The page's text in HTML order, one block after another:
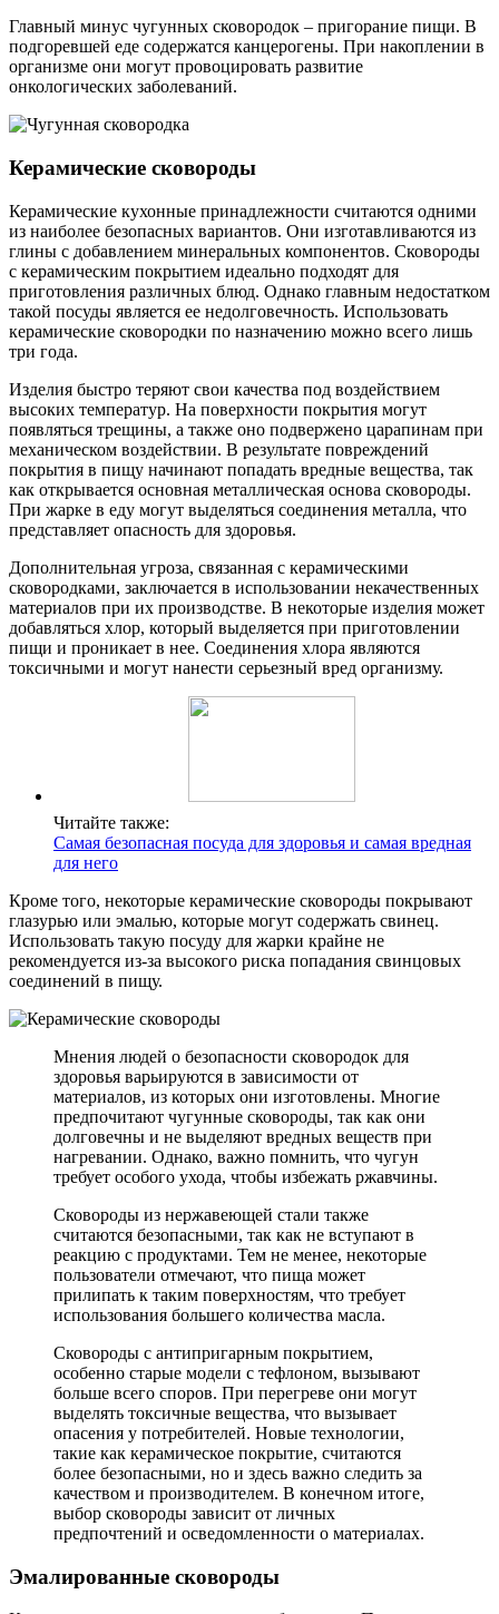
Главный минус чугунных сковородок – пригорание пищи. В
подгоревшей еде содержатся канцерогены. При накоплении в
организме они могут провоцировать развитие
онкологических заболеваний.
Керамические сковороды
Керамические кухонные принадлежности считаются одними
из наиболее безопасных вариантов. Они изготавливаются из
глины с добавлением минеральных компонентов. Сковороды
с керамическим покрытием идеально подходят для
приготовления различных блюд. Однако главным недостатком
такой посуды является ее недолговечность. Использовать
керамические сковородки по назначению можно всего лишь
три года.
Изделия быстро теряют свои качества под воздействием
высоких температур. На поверхности покрытия могут
появляться трещины, а также оно подвержено царапинам при
механическом воздействии. В результате повреждений
покрытия в пищу начинают попадать вредные вещества, так
как открывается основная металлическая основа сковороды.
При жарке в еду могут выделяться соединения металла, что
представляет опасность для здоровья.
Дополнительная угроза, связанная с керамическими
сковородками, заключается в использовании некачественных
материалов при их производстве. В некоторые изделия может
добавляться хлор, который выделяется при приготовлении
пищи и проникает в нее. Соединения хлора являются
токсичными и могут нанести серьезный вред организму.
Читайте также:
Самая безопасная посуда для здоровья и самая вредная
для него
Кроме того, некоторые керамические сковороды покрывают
глазурью или эмалью, которые могут содержать свинец.
Использовать такую посуду для жарки крайне не
рекомендуется из-за высокого риска попадания свинцовых
соединений в пищу.
Мнения людей о безопасности сковородок для
здоровья варьируются в зависимости от
материалов, из которых они изготовлены. Многие
предпочитают чугунные сковороды, так как они
долговечны и не выделяют вредных веществ при
нагревании. Однако, важно помнить, что чугун
требует особого ухода, чтобы избежать ржавчины.
Сковороды из нержавеющей стали также
считаются безопасными, так как не вступают в
реакцию с продуктами. Тем не менее, некоторые
пользователи отмечают, что пища может
прилипать к таким поверхностям, что требует
использования большего количества масла.
Сковороды с антипригарным покрытием,
особенно старые модели с тефлоном, вызывают
больше всего споров. При перегреве они могут
выделять токсичные вещества, что вызывает
опасения у потребителей. Новые технологии,
такие как керамическое покрытие, считаются
более безопасными, но и здесь важно следить за
качеством и производителем. В конечном итоге,
выбор сковороды зависит от личных
предпочтений и осведомленности о материалах.
Эмалированные сковороды